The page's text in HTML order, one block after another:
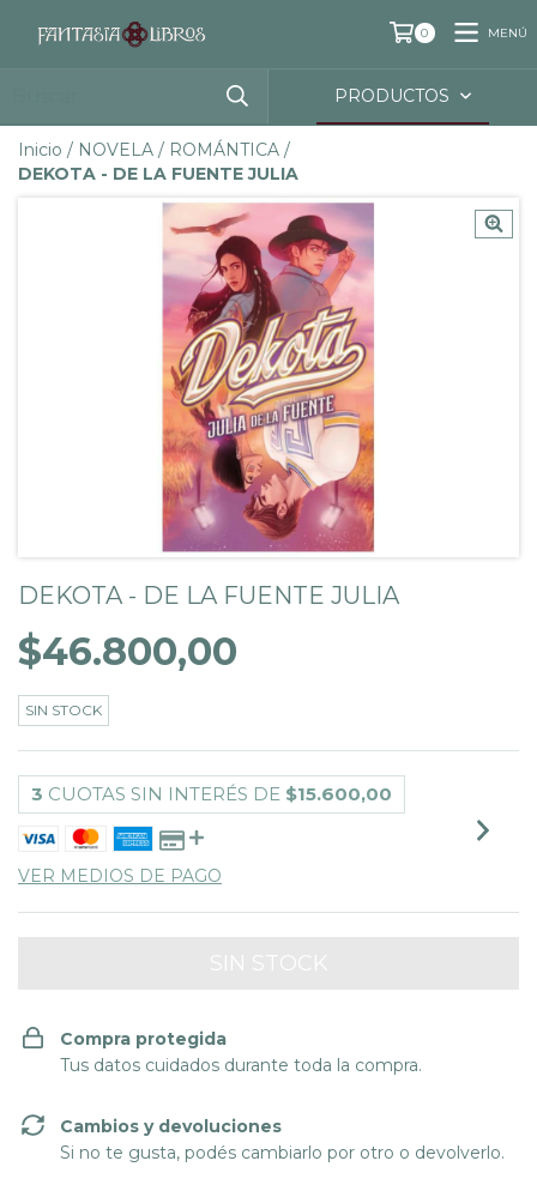
0 MENÚ
PRODUCTOS
Inicio / NOVELA / ROMÁNTICA /
DEKOTA - DE LA FUENTE JULIA
DEKOTA - DE LA FUENTE JULIA
$46.800,00
SIN STOCK
3 CUOTAS SIN INTERÉS DE $15.600,00
VER MEDIOS DE PAGO
Compra protegida
Tus datos cuidados durante toda la compra.
Cambios y devoluciones
Si no te gusta, podés cambiarlo por otro o devolverlo.